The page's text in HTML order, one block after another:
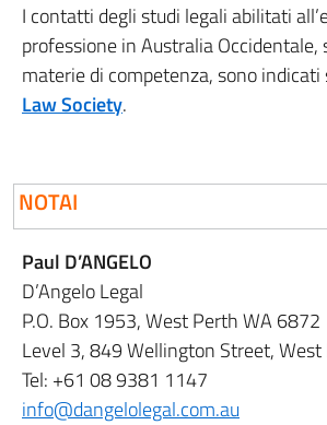
I contatti degli studi legali abilitati
professione in Australia Occidentale,
materie di competenza, sono indicati
Law Society.
NOTAI
Paul D’ANGELO
D’Angelo Legal
P.O. Box 1953, West Perth WA 6872
Level 3, 849 Wellington Street,
Tel: +61 08 9381 1147
info@dangelolegal.com.au